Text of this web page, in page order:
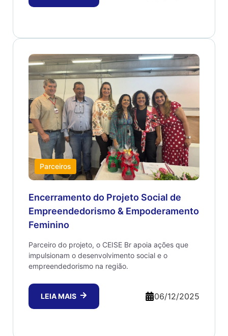
Parceiros
Encerramento do Projeto Social de
Empreendedorismo & Empoderamento
Feminino
Parceiro do projeto, o CEISE Br apoia ações que
impulsionam o desenvolvimento social e o
empreendedorismo na região.
LEIA MAIS 06/12/2025